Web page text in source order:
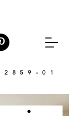
2859-01